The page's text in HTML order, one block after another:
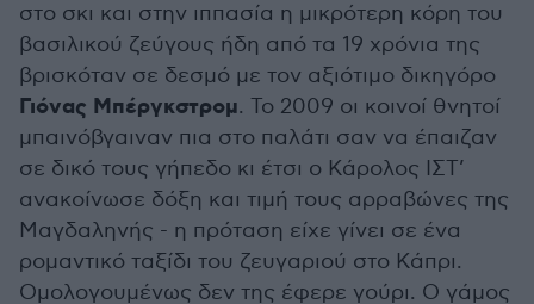
στο σκι και στην ιππασία η μικρότερη κόρη του
βασιλικού ζεύγους ήδη από τα 19 χρόνια της
βρισκόταν σε δεσμό με τον αξιότιμο δικηγόρο
Γιόνας Μπέργκστρομ. Το 2009 οι κοινοί θνητοί
μπαινόβγαιναν πια στο παλάτι σαν να έπαιζαν
σε δικό τους γήπεδο κι έτσι ο Κάρολος ΙΣΤ’
ανακοίνωσε δόξη και τιμή τους αρραβώνες της
Μαγδαληνής - η πρόταση είχε γίνει σε ένα
ρομαντικό ταξίδι του ζευγαριού στο Κάπρι.
Ομολογουμένως δεν της έφερε γούρι. Ο γάμος